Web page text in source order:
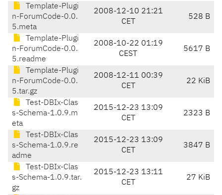
Template-Plugi
n-ForumCode-0.0.
5.meta
2008-12-10 21:21
CET
528 B
Template-Plugi
n-ForumCode-0.0.
5.readme
2008-10-22 01:19
CEST
5617 B
Template-Plugi
n-ForumCode-0.0.
5.tar.gz
2008-12-11 00:39
CET
22 KiB
Test-DBIx-Clas
s-Schema-1.0.9.m
eta
2015-12-23 13:09
CET
2323 B
Test-DBIx-Clas
s-Schema-1.0.9.re
adme
2015-12-23 13:09
CET
3847 B
Test-DBIx-Clas
s-Schema-1.0.9.tar.
gz
2015-12-23 13:11
CET
27 KiB